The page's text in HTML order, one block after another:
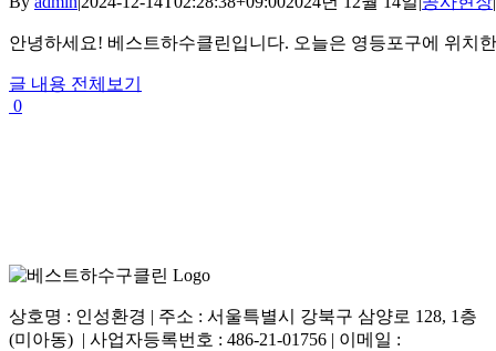
안녕하세요! 베스트하수클린입니다. 오늘은 영등포구에 위치
글 내용 전체보기
0
상호명 : 인성환경 | 주소 : 서울특별시 강북구 삼양로 128, 1층
(미아동) | 사업자등록번호 : 486-21-01756 | 이메일 :